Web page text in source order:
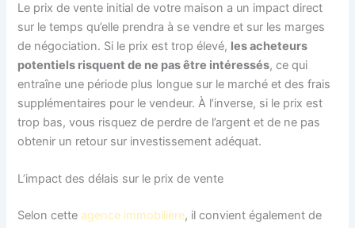
Le prix de vente initial de votre maison a un impact direct
sur le temps qu’elle prendra à se vendre et sur les marges
de négociation. Si le prix est trop élevé, les acheteurs
potentiels risquent de ne pas être intéressés, ce qui
entraîne une période plus longue sur le marché et des frais
supplémentaires pour le vendeur. À l’inverse, si le prix est
trop bas, vous risquez de perdre de l’argent et de ne pas
obtenir un retour sur investissement adéquat.
L’impact des délais sur le prix de vente
Selon cette agence immobilière, il convient également de